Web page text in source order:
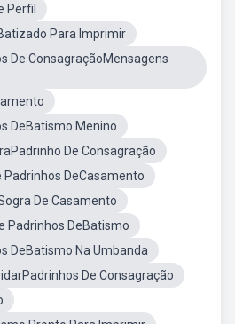
Perfil
Para Imprimir
De ConsagraçãoMensagens
DeBatismo Menino
De Consagração
Padrinhos DeCasamento
De Casamento
Padrinhos DeBatismo
DeBatismo Na Umbanda
De Consagração